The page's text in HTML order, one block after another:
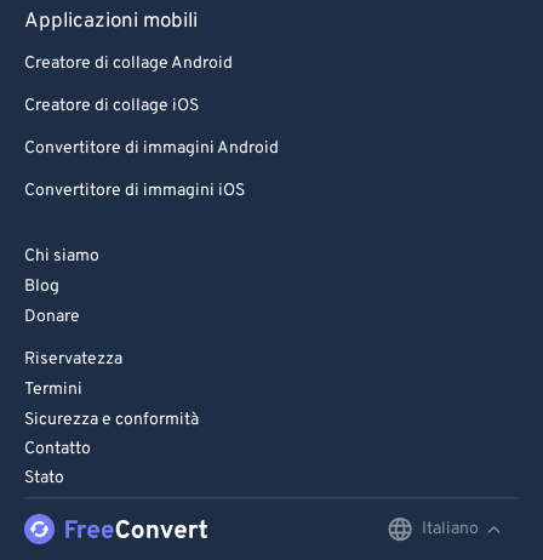
Applicazioni mobili
Creatore di collage Android
Creatore di collage iOS
Convertitore di immagini Android
Convertitore di immagini iOS
Chi siamo
Blog
Donare
Riservatezza
Termini
Sicurezza e conformità
Contatto
Stato
Italiano